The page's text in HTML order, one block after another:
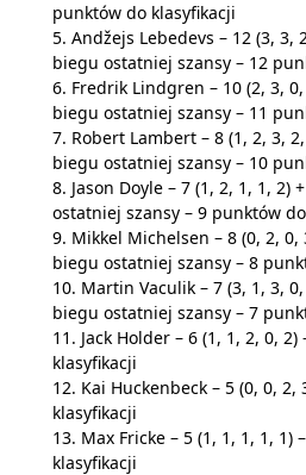
punktów do klasyfikacji
5. Andžejs Lebedevs – 12 (3, 3,
biegu ostatniej szansy – 12
6. Fredrik Lindgren – 10 (2, 3,
biegu ostatniej szansy – 11
7. Robert Lambert – 8 (1, 2, 3,
biegu ostatniej szansy – 10
8. Jason Doyle – 7 (1, 2, 1, 1, 2)
ostatniej szansy – 9 punktów
9. Mikkel Michelsen – 8 (0, 2, 0,
biegu ostatniej szansy – 8
10. Martin Vaculik – 7 (3, 1, 3,
biegu ostatniej szansy – 7
11. Jack Holder – 6 (1, 1, 2, 0,
klasyfikacji
12. Kai Huckenbeck – 5 (0, 0,
klasyfikacji
13. Max Fricke – 5 (1, 1, 1, 1, 1)
klasyfikacji